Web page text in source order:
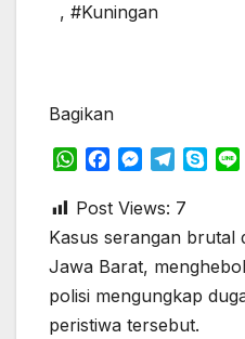
, #Kuningan
Bagikan
W
a
t
A
p
p
c
e
o
o
k
M
s
s
n
g
e
T
l
e
r
a
m
S
p
Post Views: 7
Kasus serangan brutal
Jawa Barat,
polisi mengungkap
peristiwa tersebut.